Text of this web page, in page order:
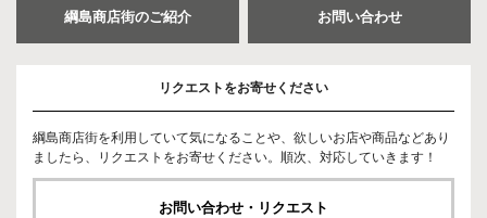
綱島商店街のご紹介 お問い合わせ
リクエストをお寄せください
綱島商店街を利用していて気になることや、欲しいお店や商品などあり
ましたら、リクエストをお寄せください。順次、対応していきます！
お問い合わせ・リクエスト